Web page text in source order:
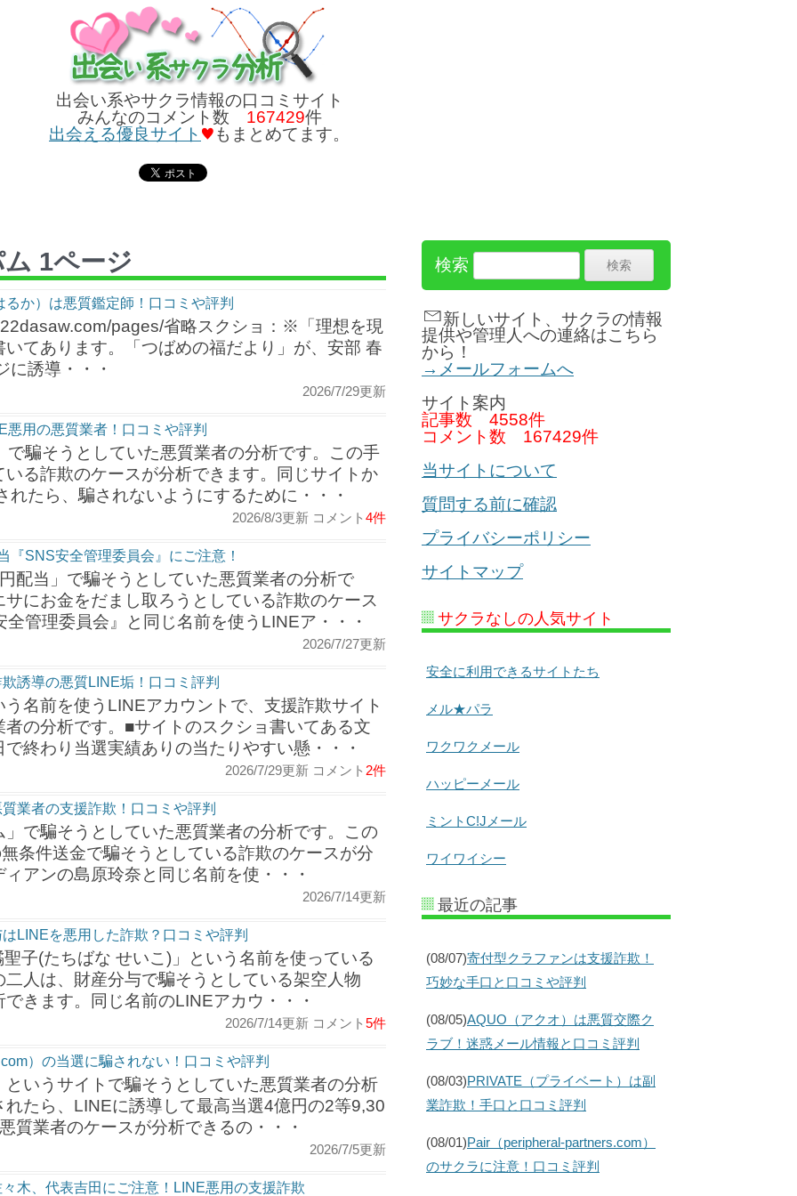
出会い系やサクラ情報の口コミサイト
みんなのコメント数 167429件
出会える優良サイト
もまとめてます。
1ページ
か）は悪質鑑定師！口コミや評判
pages/省略スクショ：※「理想を現
てあります。「つばめの福だより」が、安部 春
に誘導・・・
2026/7/29更新
用の悪質業者！口コミや評判
騙そうとしていた悪質業者の分析です。この手
る詐欺のケースが分析できます。同じサイトか
たら、騙されないようにするために・・・
2026/8/3更新 コメント 4件
『SNS安全管理委員会』にご注意！
配当」で騙そうとしていた悪質業者の分析で
にお金をだまし取ろうとしている詐欺のケース
管理委員会』と同じ名前を使うLINEア・・・
2026/7/27更新
誘導の悪質LINE垢！口コミ評判
名前を使うLINEアカウントで、支援詐欺サイト
の分析です。■サイトのスクショ書いてある文
終わり当選実績ありの当たりやすい懸・・・
2026/7/29更新 コメント 2件
業者の支援詐欺！口コミや評判
で騙そうとしていた悪質業者の分析です。この
条件送金で騙そうとしている詐欺のケースが分
アンの島原玲奈と同じ名前を使・・・
2026/7/14更新
LINEを悪用した詐欺？口コミや評判
子(たちばな せいこ)」という名前を使っている
人は、財産分与で騙そうとしている架空人物
きます。同じ名前のLINEアカウ・・・
2026/7/14更新 コメント 5件
）の当選に騙されない！口コミや評判
いうサイトで騙そうとしていた悪質業者の分析
たら、LINEに誘導して最高当選4億円の2等9,30
質業者のケースが分析できるの・・・
2026/7/5更新
木、代表吉田にご注意！LINE悪用の支援詐欺
検索
新しいサイト、サクラの情報
提供や管理人への連絡はこちら
から！
→メールフォームへ
サイト案内
記事数 4558件
コメント数 167429件
当サイトについて
質問する前に確認
プライバシーポリシー
サイトマップ
サクラなしの人気サイト
安全に利用できるサイトたち
メル★パラ
ワクワクメール
ハッピーメール
ミントC!Jメール
ワイワイシー
最近の記事
(08/07)寄付型クラファンは支援詐欺！
巧妙な手口と口コミや評判
(08/05)AQUO（アクオ）は悪質交際ク
ラブ！迷惑メール情報と口コミ評判
(08/03)PRIVATE（プライベート）は副
業詐欺！手口と口コミ評判
(08/01)Pair（peripheral-partners.com）
のサクラに注意！口コミ評判